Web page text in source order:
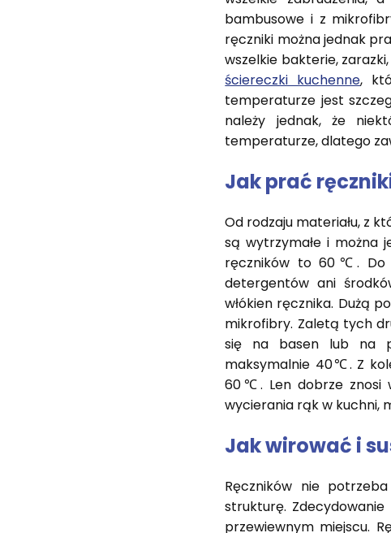
bambusowe i z
ręczniki można jednak
wszelkie bakterie,
ściereczki kuchenne,
temperaturze jest
należy jednak, że
temperaturze, dlatego
Jak prać
Od rodzaju materiału, z
są wytrzymałe i
ręczników to 60℃. Do
detergentów ani
włókien ręcznika. Dużą
mikrofibry. Zaletą tych
się na basen lub na
maksymalnie 40℃. Z
60℃. Len dobrze znosi
wycierania rąk w kuchni,
Jak wirować i
Ręczników nie
strukturę.
przewiewnym miejscu.